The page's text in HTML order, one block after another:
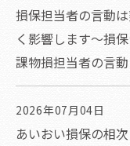
損保担当者の言動
く影響します～損
課物損担当者の言
2026年07月04日
あいおい損保の相